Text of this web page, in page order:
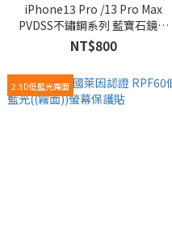
iPhone13 Pro /13 Pro Max
PVDSS不鏽鋼系列 藍寶石鏡頭
保護鏡 (三顆)
NT$800
2.5D低藍光霧面